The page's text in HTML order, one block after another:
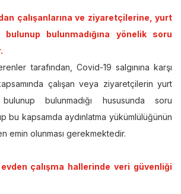
çalışanlarına ve ziyaretçilerine, yurt
bulunup bulunmadığına yönelik soru
tarafından, Covid-19 salgınına karşı
çalışan veya ziyaretçilerin yurt
bulunup bulunmadığı hususunda soru
bu kapsamda aydınlatma yükümlülüğünün
emin olunması gerekmektedir.
çalışma hallerinde veri güvenliği